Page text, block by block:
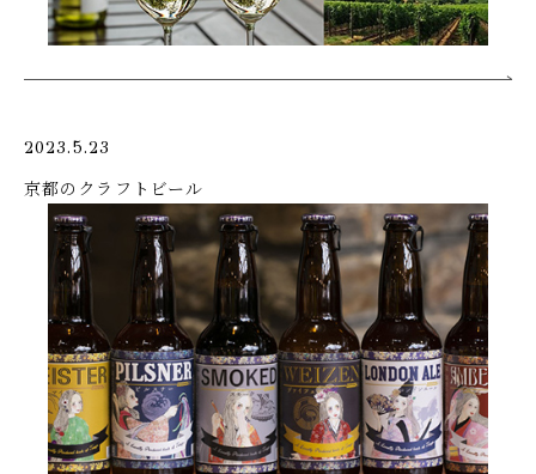
2023.5.23
京都のクラフトビール